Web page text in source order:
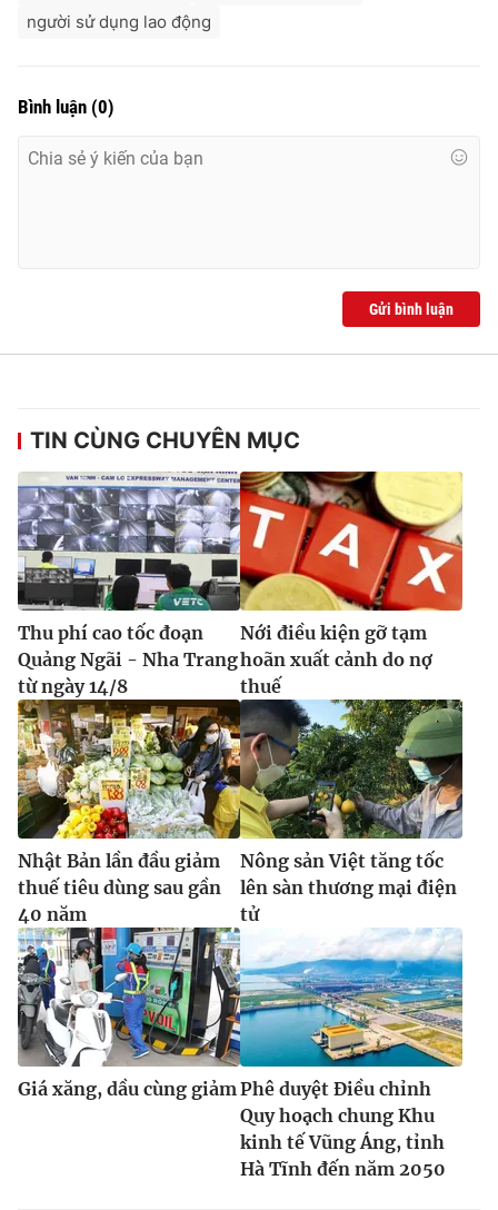
người sử dụng lao động
Bình luận (0)
Gửi bình luận
TIN CÙNG CHUYÊN MỤC
Thu phí cao tốc đoạn
Quảng Ngãi - Nha Trang
từ ngày 14/8
Nới điều kiện gỡ tạm
hoãn xuất cảnh do nợ
thuế
Nhật Bản lần đầu giảm
thuế tiêu dùng sau gần
40 năm
Nông sản Việt tăng tốc
lên sàn thương mại điện
tử
Giá xăng, dầu cùng giảm Phê duyệt Điều chỉnh
Quy hoạch chung Khu
kinh tế Vũng Áng, tỉnh
Hà Tĩnh đến năm 2050